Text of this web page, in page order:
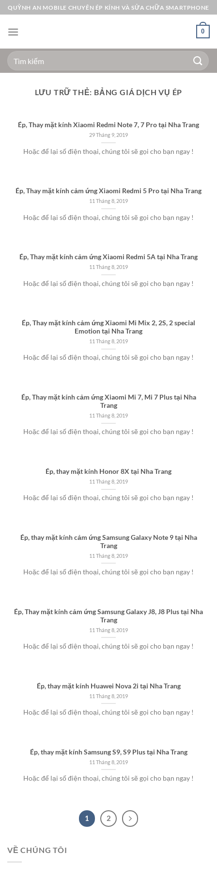
Bỏ
qua
nội
QUỲNH AN MOBILE CHUYÊN ÉP KÍNH VÀ SỬA CHỮA SMARTPHONE
0
Tìm
kiếm:
LƯU TRỮ THẺ: BẢNG GIÁ DỊCH VỤ ÉP
Ép, Thay mặt kính Xiaomi Redmi Note 7, 7 Pro tại Nha Trang
29 Tháng 9, 2019
Hoặc để lại số điện thoại, chúng tôi sẽ gọi cho bạn ngay !
Ép, Thay mặt kính cảm ứng Xiaomi Redmi 5 Pro tại Nha Trang
11 Tháng 8, 2019
Hoặc để lại số điện thoại, chúng tôi sẽ gọi cho bạn ngay !
Ép, Thay mặt kính cảm ứng Xiaomi Redmi 5A tại Nha Trang
11 Tháng 8, 2019
Hoặc để lại số điện thoại, chúng tôi sẽ gọi cho bạn ngay !
Ép, Thay mặt kính cảm ứng Xiaomi Mi Mix 2, 2S, 2 special
Emotion tại Nha Trang
11 Tháng 8, 2019
Hoặc để lại số điện thoại, chúng tôi sẽ gọi cho bạn ngay !
Ép, Thay mặt kính cảm ứng Xiaomi Mi 7, Mi 7 Plus tại Nha
Trang
11 Tháng 8, 2019
Hoặc để lại số điện thoại, chúng tôi sẽ gọi cho bạn ngay !
Ép, thay mặt kính Honor 8X tại Nha Trang
11 Tháng 8, 2019
Hoặc để lại số điện thoại, chúng tôi sẽ gọi cho bạn ngay !
Ép, thay mặt kính cảm ứng Samsung Galaxy Note 9 tại Nha
Trang
11 Tháng 8, 2019
Hoặc để lại số điện thoại, chúng tôi sẽ gọi cho bạn ngay !
Ép, Thay mặt kính cảm ứng Samsung Galaxy J8, J8 Plus tại Nha
Trang
11 Tháng 8, 2019
Hoặc để lại số điện thoại, chúng tôi sẽ gọi cho bạn ngay !
Ép, thay mặt kính Huawei Nova 2i tại Nha Trang
11 Tháng 8, 2019
Hoặc để lại số điện thoại, chúng tôi sẽ gọi cho bạn ngay !
Ép, thay mặt kính Samsung S9, S9 Plus tại Nha Trang
11 Tháng 8, 2019
Hoặc để lại số điện thoại, chúng tôi sẽ gọi cho bạn ngay !
1 2
VỀ CHÚNG TÔI